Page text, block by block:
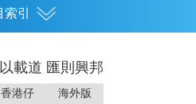
引
載道 匯則興邦
香港仔 海外版